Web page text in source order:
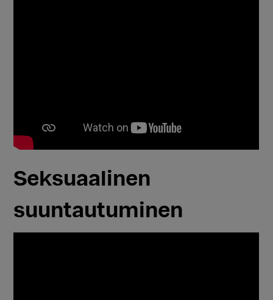
Seksuaalinen
suuntautuminen